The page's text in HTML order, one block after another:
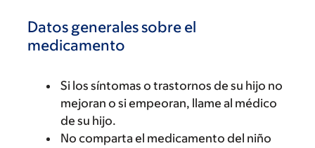
Datos generales sobre el
medicamento
Si los síntomas o trastornos de su hijo no
mejoran o si empeoran, llame al médico
de su hijo.
No comparta el medicamento del niño